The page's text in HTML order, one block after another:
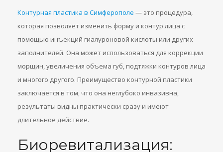
Контурная пластика в Симферополе — это процедура,
которая позволяет изменить форму и контур лица с
помощью инъекций гиалуроновой кислоты или других
заполнителей. Она может использоваться для коррекции
морщин, увеличения объема губ, подтяжки контуров лица
и многого другого. Преимущество контурной пластики
заключается в том, что она неглубоко инвазивна,
результаты видны практически сразу и имеют
длительное действие.
Биоревитализация: